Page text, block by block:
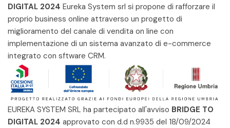
DIGITAL 2024 Eureka System srl si propone di rafforzare il
proprio business online attraverso un progetto di
miglioramento del canale di vendita on line con
implementazione di un sistema avanzato di e-commerce
integrato con sftware CRM.
EUREKA SYSTEM SRL ha partecipato all'avviso BRIDGE TO
DIGITAL 2024 approvato con d.d n.9935 del 18/09/2024